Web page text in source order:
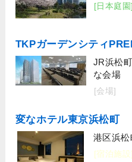
[日本庭園]
TKPガーデンシティ
JR浜松
な会場
[会場]
変なホテル東京浜松町
港区浜
[宿泊施設]